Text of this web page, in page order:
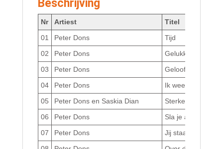
Beschrijving
Nr Artiest
Titel
01
Peter Dons
Tijd
02
Peter Dons
Gelukkig te zijn
03
Peter Dons
Geloof, hoop en
04
Peter Dons
Ik weet niet
05
Peter Dons en Saskia Dian
Sterker dan een
06
Peter Dons
Sla je armen om
07
Peter Dons
Jij staat naast mij